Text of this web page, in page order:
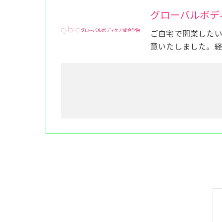
グローバルボ
ご自宅で開業した
意いたしました。